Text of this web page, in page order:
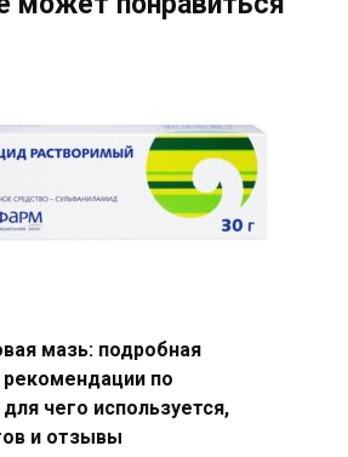
мазь: подробная
рекомендации по
чего используется,
и отзывы